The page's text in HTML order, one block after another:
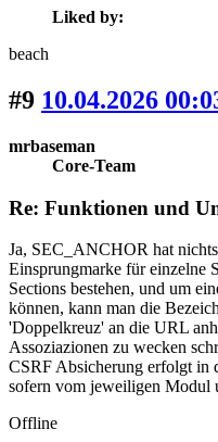
Liked by:
beach
#9 10.04.2026
mrbaseman
Core-Team
Re: Funktionen und
Ja, SEC_ANCHOR hat
Einsprungmarke für einzelne
Sections bestehen, und um
können, kann man die
'Doppelkreuz' an die URL
Assoziazionen zu wecken
CSRF Absicherung erfolgt in
sofern vom jeweiligen Modul
Offline